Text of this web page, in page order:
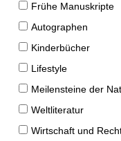
Frühe Manuskripte
Autographen
Kinderbücher
Lifestyle
Meilensteine der
Weltliteratur
Wirtschaft und